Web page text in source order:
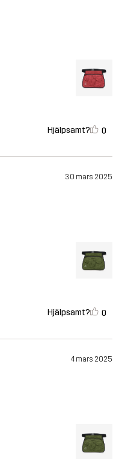
Hjälpsamt? 0
30 mars 2025
Hjälpsamt? 0
4 mars 2025